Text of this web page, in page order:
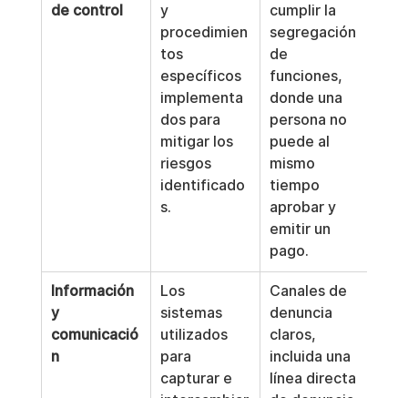
de control
y
procedimien
tos
específicos
implementa
dos para
mitigar los
riesgos
identificado
s.
cumplir la
segregación
de
funciones,
donde una
persona no
puede al
mismo
tiempo
aprobar y
emitir un
pago.
Información
y
comunicació
n
Los
sistemas
utilizados
para
capturar e
Canales de
denuncia
claros,
incluida una
línea directa